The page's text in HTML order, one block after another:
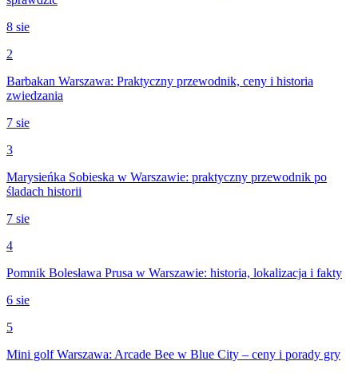
8 sie
2
Barbakan Warszawa: Praktyczny przewodnik, ceny i historia
zwiedzania
7 sie
3
Marysieńka Sobieska w Warszawie: praktyczny przewodnik po
śladach historii
7 sie
4
Pomnik Bolesława Prusa w Warszawie: historia, lokalizacja i fakty
6 sie
5
Mini golf Warszawa: Arcade Bee w Blue City – ceny i porady gry